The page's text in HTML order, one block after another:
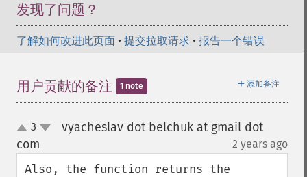
发现了问题？
了解如何改进此页面 • 提交拉取请求 • 报告一个错误
＋ 添加备注
用户贡献的备注 1 note
up3
vyacheslav dot belchuk at gmail dot
com
2 years ago
Also, the function returns the